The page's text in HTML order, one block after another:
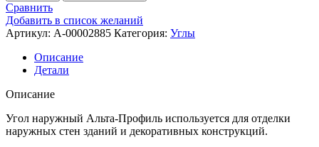
Сравнить
Добавить в список желаний
Артикул: A-00002885 Категория: Углы
Описание
Детали
Описание
Угол наружный Альта-Профиль используется для отделки
наружных стен зданий и декоративных конструкций.